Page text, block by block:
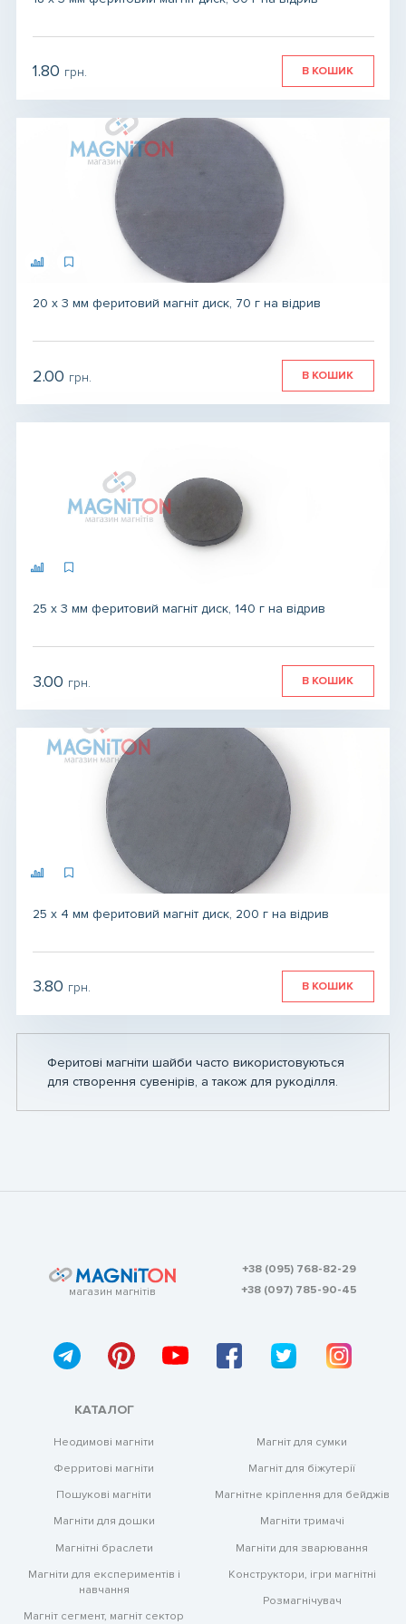
Товари для ЗСУ
грн.
1.80 грн. В КОШИК
20 х 3 мм феритовий магніт диск, 70 г на відрив
грн.
2.00 грн. В КОШИК
25 х 3 мм феритовий магніт диск, 140 г на відрив
грн.
3.00 грн. В КОШИК
25 х 4 мм феритовий магніт диск, 200 г на відрив
грн.
3.80 грн. В КОШИК
Феритові магніти шайби часто використовуються
для створення сувенірів, а також для рукоділля.
магазин магнітів
+38 (095) 768-82-29
+38 (097) 785-90-45
КАТАЛОГ
Неодимові магніти
Ферритові магніти
Пошукові магніти
Магніти для дошки
Магнітні браслети
Магніти для експериментів і
навчання
Магніт сегмент, магніт сектор
Магніт для сумки
Магніт для біжутерії
Магнітне кріплення для бейджів
Магніти тримачі
Магніти для зварювання
Конструктори, ігри магнітні
Розмагнічувач